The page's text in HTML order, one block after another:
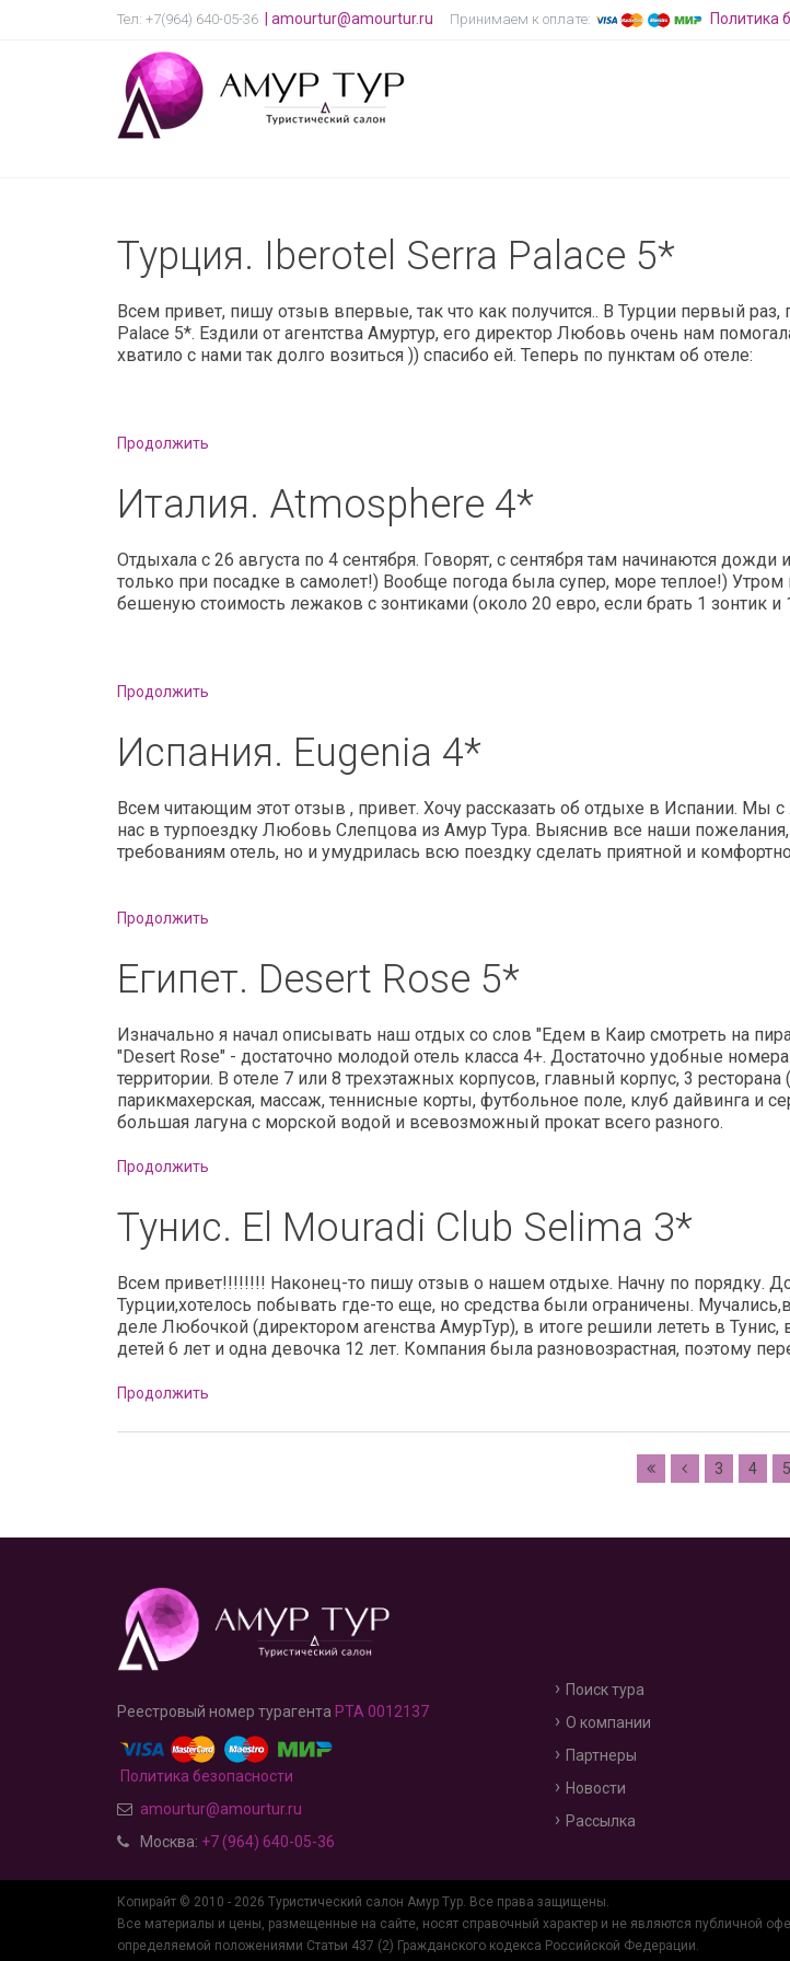
Тел: +7(964) 640-05-36 amourtur@amourtur.ru Принимаем к оплате: Политика
Турция. Iberotel Serra Palace 5*
Всем привет, пишу отзыв впервые, так что как получится.. В Турции первый
Palace 5*. Ездили от агентства Амуртур, его директор Любовь очень нам
хватило с нами так долго возиться )) спасибо ей. Теперь по пунктам об отеле:
Продолжить
Италия. Atmosphere 4*
Отдыхала с 26 августа по 4 сентября. Говорят, с сентября там начинаются
только при посадке в самолет!) Вообще погода была супер, море теплое!)
бешеную стоимость лежаков с зонтиками (около 20 евро, если брать 1 зонтик и
Продолжить
Испания. Eugenia 4*
Всем читающим этот отзыв , привет. Хочу рассказать об отдыхе в Испании. Мы
нас в турпоездку Любовь Слепцова из Амур Тура. Выяснив все наши
требованиям отель, но и умудрилась всю поездку сделать приятной и
Продолжить
Египет. Desert Rose 5*
Изначально я начал описывать наш отдых со слов "Едем в Каир смотреть на
"Desert Rose" - достаточно молодой отель класса 4+. Достаточно удобные
территории. В отеле 7 или 8 трехэтажных корпусов, главный корпус, 3
парикмахерская, массаж, теннисные корты, футбольное поле, клуб дайвинга и
большая лагуна с морской водой и всевозможный прокат всего разного.
Продолжить
Тунис. El Mouradi Club Selima 3*
Всем привет!!!!!!!! Наконец-то пишу отзыв о нашем отдыхе. Начну по порядку.
Турции,хотелось побывать где-то еще, но средства были ограничены.
деле Любочкой (директором агенства АмурТур), в итоге решили лететь в Тунис,
детей 6 лет и одна девочка 12 лет. Компания была разновозрастная, поэтому
Продолжить
3 4 5
Реестровый номер турагента РТА 0012137
Политика безопасности
amourtur@amourtur.ru
Москва: +7 (964) 640-05-36
Поиск тура
О компании
Партнеры
Новости
Рассылка
Копирайт © 2010 - 2026 Туристический салон Амур Тур. Все права защищены.
Все материалы и цены, размещенные на сайте, носят справочный характер и не являются публичной
определяемой положениями Статьи 437 (2) Гражданского кодекса Российской Федерации.